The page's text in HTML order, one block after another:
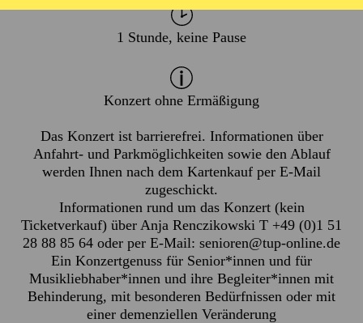
1 Stunde, keine Pause
Konzert ohne Ermäßigung
Das Konzert ist barrierefrei. Informationen über
Anfahrt- und Parkmöglichkeiten sowie den Ablauf
werden Ihnen nach dem Kartenkauf per E-Mail
zugeschickt.
Informationen rund um das Konzert (kein
Ticketverkauf) über Anja Renczikowski T +49 (0)1 51
28 88 85 64 oder per E-Mail: senioren@tup-online.de
Ein Konzertgenuss für Senior*innen und für
Musikliebhaber*innen und ihre Begleiter*innen mit
Behinderung, mit besonderen Bedürfnissen oder mit
einer demenziellen Veränderung